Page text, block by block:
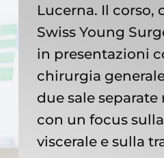
Lucerna. Il corso,
Swiss Young
in presentazioni
chirurgia
due sale
con un focus
viscerale e sulla